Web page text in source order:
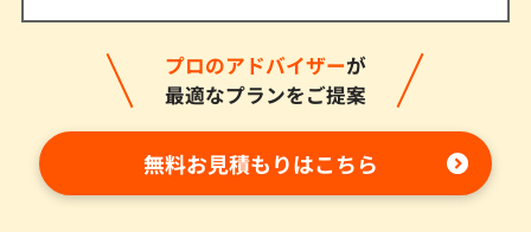
プロのアドバイザーが
最適なプランをご提案
無料お見積もりはこちら